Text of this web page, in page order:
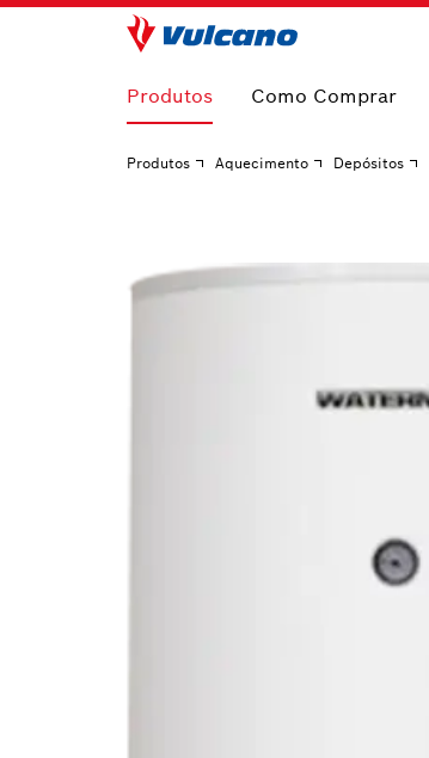
Produtos Como Comprar
Produtos Aquecimento Depósitos